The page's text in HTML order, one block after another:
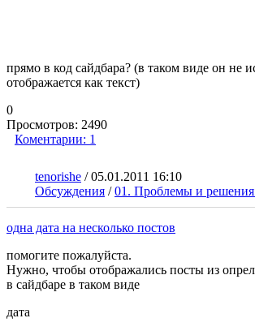
прямо в код сайдбара? (в таком виде он не
отображается как текст)
0
Просмотров: 2490
Коментарии: 1
tenorishe /05.01.2011 16:10
Обсуждения /01. Проблемы и решения
одна дата на несколько постов
помогите пожалуйста.
Нужно, чтобы отображались посты из
в сайдбаре в таком виде
дата